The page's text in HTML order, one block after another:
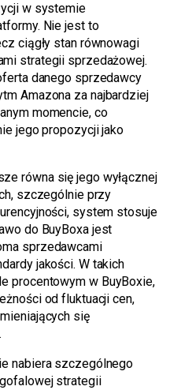
w systemie
Nie jest to
ciągły stan równowagi
strategii sprzedażowej.
danego sprzedawcy
Amazona za najbardziej
momencie, co
jego propozycji jako
równa się jego wyłącznej
szczególnie przy
system stosuje
do BuyBoxa jest
sprzedawcami
jakości. W takich
procentowym w BuyBoxie,
od fluktuacji cen,
się
nabiera szczególnego
strategii